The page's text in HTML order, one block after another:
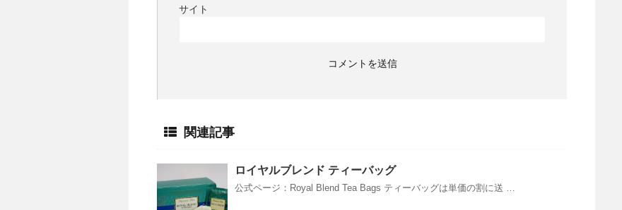
サイト
関連記事
ロイヤルブレンド ティーバッグ
公式ページ：Royal Blend Tea Bags ティーバッグは単価の割に送 …